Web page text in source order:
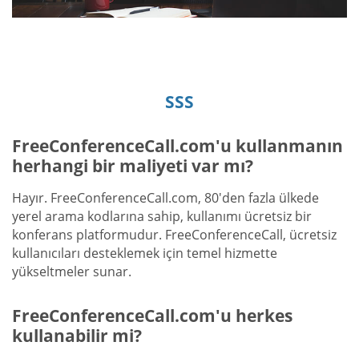
SSS
FreeConferenceCall.com'u kullanmanın
herhangi bir maliyeti var mı?
Hayır. FreeConferenceCall.com, 80'den fazla ülkede
yerel arama kodlarına sahip, kullanımı ücretsiz bir
konferans platformudur. FreeConferenceCall, ücretsiz
kullanıcıları desteklemek için temel hizmette
yükseltmeler sunar.
FreeConferenceCall.com'u herkes
kullanabilir mi?